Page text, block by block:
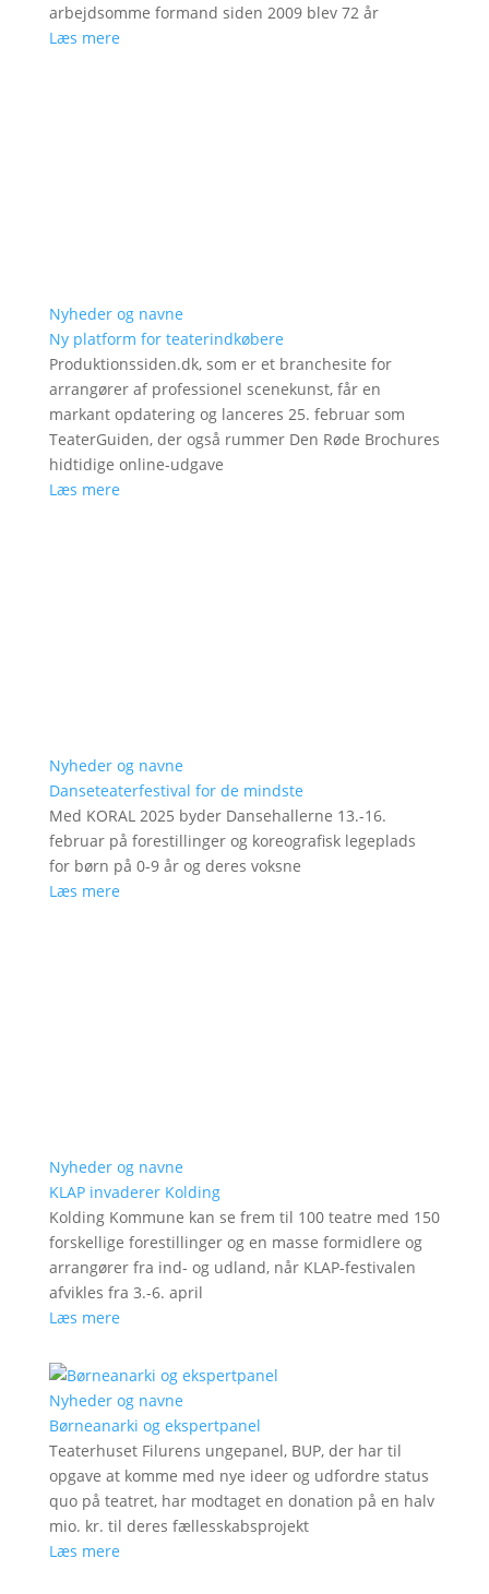
arbejdsomme formand siden 2009 blev 72 år
Læs mere
Nyheder og navne
Ny platform for teaterindkøbere
Produktionssiden.dk, som er et branchesite for
arrangører af professionel scenekunst, får en
markant opdatering og lanceres 25. februar som
TeaterGuiden, der også rummer Den Røde Brochures
hidtidige online-udgave
Læs mere
Nyheder og navne
Danseteaterfestival for de mindste
Med KORAL 2025 byder Dansehallerne 13.-16.
februar på forestillinger og koreografisk legeplads
for børn på 0-9 år og deres voksne
Læs mere
Nyheder og navne
KLAP invaderer Kolding
Kolding Kommune kan se frem til 100 teatre med 150
forskellige forestillinger og en masse formidlere og
arrangører fra ind- og udland, når KLAP-festivalen
afvikles fra 3.-6. april
Læs mere
Nyheder og navne
Børneanarki og ekspertpanel
Teaterhuset Filurens ungepanel, BUP, der har til
opgave at komme med nye ideer og udfordre status
quo på teatret, har modtaget en donation på en halv
mio. kr. til deres fællesskabsprojekt
Læs mere